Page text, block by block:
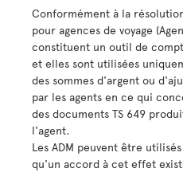
Conformément à la
pour agences de voyage
constituent un outil de
et elles sont utilisées
des sommes d'argent ou
par les agents en ce qui
des documents TS 649
l'agent.
Les ADM peuvent être
qu'un accord à cet effet